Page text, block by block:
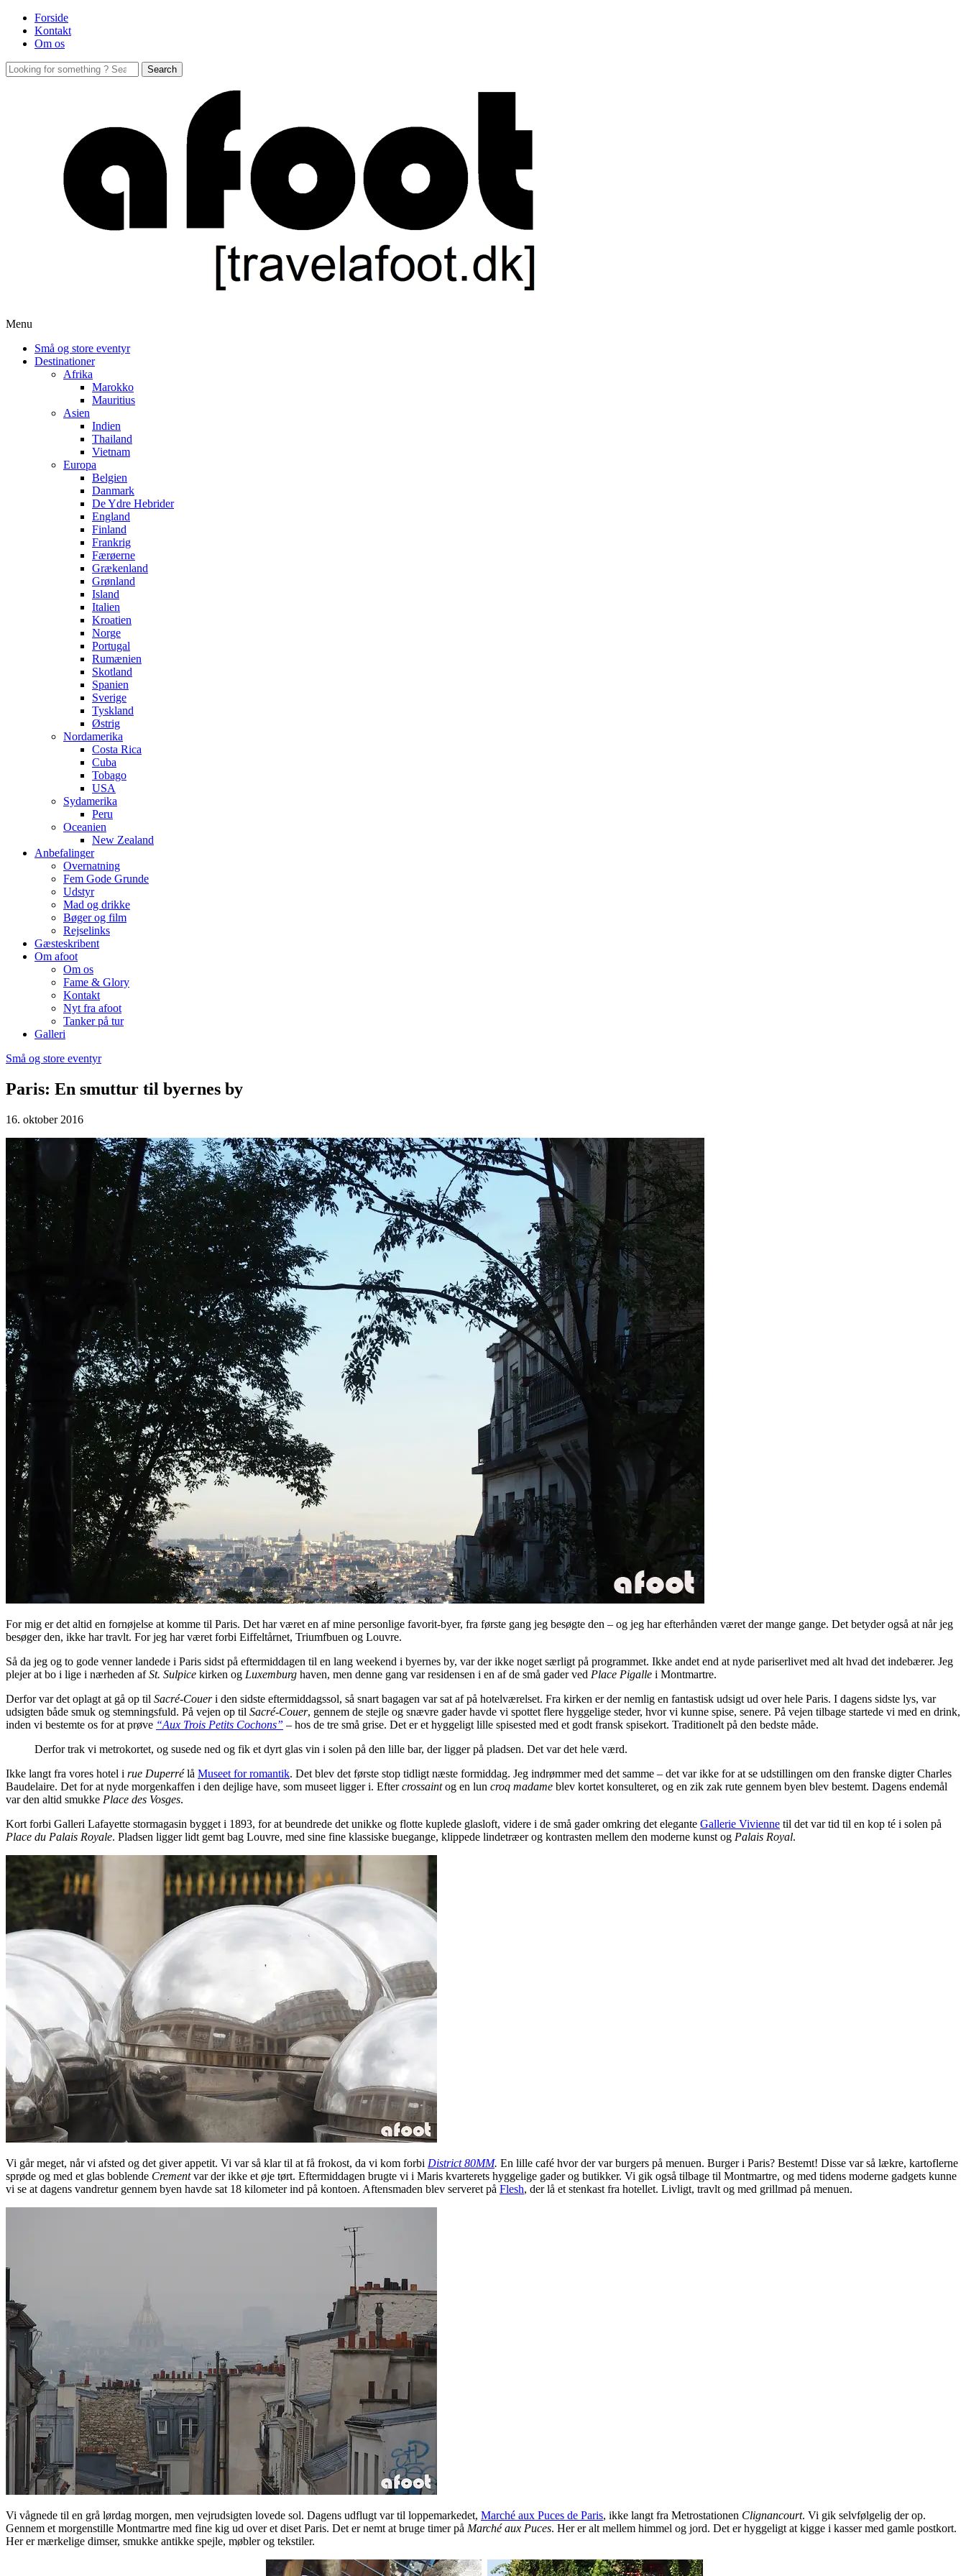
Forside
Kontakt
Om os
Menu
Små og store eventyr
Destinationer
Afrika
Marokko
Mauritius
Asien
Indien
Thailand
Vietnam
Europa
Belgien
Danmark
De Ydre Hebrider
England
Finland
Frankrig
Færøerne
Grækenland
Grønland
Island
Italien
Kroatien
Norge
Portugal
Rumænien
Skotland
Spanien
Sverige
Tyskland
Østrig
Nordamerika
Costa Rica
Cuba
Tobago
USA
Sydamerika
Peru
Oceanien
New Zealand
Anbefalinger
Overnatning
Fem Gode Grunde
Udstyr
Mad og drikke
Bøger og film
Rejselinks
Gæsteskribent
Om afoot
Om os
Fame & Glory
Kontakt
Nyt fra afoot
Tanker på tur
Galleri
Små og store eventyr
Paris: En smuttur til byernes by
16. oktober 2016
For mig er det altid en fornøjelse at komme til Paris. Det har været en af mine personlige favorit-byer, fra første gang jeg besøgte den – og jeg har efterhånden været der mange gange. Det betyder også at når jeg
besøger den, ikke har travlt. For jeg har været forbi Eiffeltårnet, Triumfbuen og Louvre.
Så da jeg og to gode venner landede i Paris sidst på eftermiddagen til en lang weekend i byernes by, var der ikke noget særligt på programmet. Ikke andet end at nyde pariserlivet med alt hvad det indebærer. Jeg
plejer at bo i lige i nærheden afSt. Sulpice kirken og Luxemburg haven, men denne gang var residensen i en af de små gader ved Place Pigalle i Montmartre.
Derfor var det oplagt at gå op til Sacré-Coueri den sidste eftermiddagssol, så snart bagagen var sat af på hotelværelset. Fra kirken er der nemlig en fantastisk udsigt ud over hele Paris. I dagens sidste lys, var
udsigten både smuk og stemningsfuld. På vejen op til Sacré-Couer, gennem de stejle og snævre gader havde vi spottet flere hyggelige steder, hvor vi kunne spise, senere. På vejen tilbage startede vi med en drink,
inden vi bestemte os for at prøve “Aux Trois Petits Cochons” – hos de tre små grise. Det er et hyggeligt lille spisested med et godt fransk spisekort. Traditionelt på den bedste måde.
Derfor trak vi metrokortet, og susede ned og fik et dyrt glas vin i solen på den lille bar, der ligger på pladsen. Det var det hele værd.
Ikke langt fra vores hotel i rue Duperrélå Museet for romantik. Det blev det første stop tidligt næste formiddag. Jeg indrømmer med det samme – det var ikke for at se udstillingen om den franske digter Charles
Baudelaire. Det for at nyde morgenkaffen i den dejlige have, som museet ligger i. Eftercrossaintog en lun croq madame blev kortet konsulteret, og en zik zak rute gennem byen blev bestemt. Dagens endemål
var den altid smukke Place des Vosges.
Kort forbi Galleri Lafayette stormagasin bygget i 1893, for at beundrede det unikke og flotte kuplede glasloft, videre i de små gader omkring det elegante Gallerie Vivienne til det var tid til en kop té i solen på
Place du Palais Royale. Pladsen ligger lidt gemt bag Louvre, med sine fine klassiske buegange, klippede lindetræer og kontrasten mellem den moderne kunst og Palais Royal.
Vi går meget, når vi afsted og det giver appetit. Vi var så klar til at få frokost, da vi kom forbi District 80MM. En lille café hvor der var burgers på menuen. Burger i Paris? Bestemt! Disse var så lækre, kartoflerne
sprøde og med et glas boblende Crementvar der ikke et øje tørt. Eftermiddagen brugte vi i Maris kvarterets hyggelige gader og butikker. Vi gik også tilbage til Montmartre, og med tidens moderne gadgets kunne
vi se at dagens vandretur gennem byen havde sat 18 kilometer ind på kontoen. Aftensmaden blev serveret på Flesh, der lå et stenkast fra hotellet. Livligt, travlt og med grillmad på menuen.
Vi vågnede til en grå lørdag morgen, men vejrudsigten lovede sol. Dagens udflugt var til loppemarkedet, Marché aux Puces de Paris, ikke langt fra Metrostationen Clignancourt. Vi gik selvfølgelig der op.
Gennem et morgenstille Montmartre med fine kig ud over et diset Paris. Det er nemt at bruge timer på Marché aux Puces. Her er alt mellem himmel og jord. Det er hyggeligt at kigge i kasser med gamle postkort.
Her er mærkelige dimser, smukke antikke spejle, møbler og tekstiler.